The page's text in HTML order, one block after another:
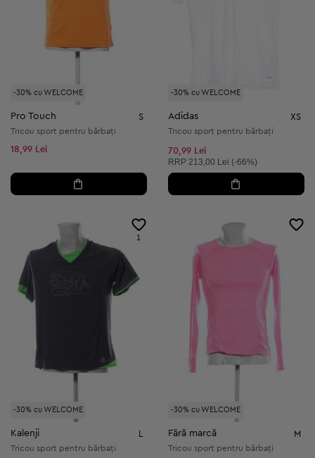
-30% cu WELCOME
Pro Touch S
Tricou sport pentru bărbați
18,99 Lei
-30% cu WELCOME
Adidas XS
Tricou sport pentru bărbați
70,99 Lei
Preț recomandat:
RRP 213,00 Lei (-66%)
-30% cu WELCOME
1
Kalenji
Tricou sport pentru bărbați
-30% cu WELCOME
Fără marcă M
Tricou sport pentru bărbați